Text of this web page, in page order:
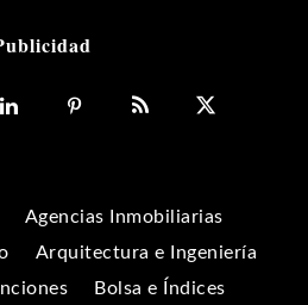
Agencias Inmobiliarias
Arquitectura e Ingeniería
Bolsa e Índices